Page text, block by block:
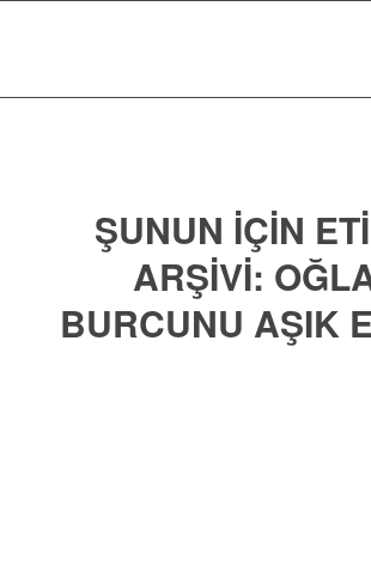
ŞUNUN IÇIN
ARŞIVI:
BURCUNU AŞIK